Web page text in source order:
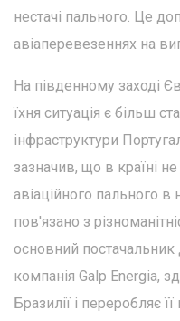
нестачі пального. Це
авіаперевезеннях на
На південному заході
їхня ситуація є більш
інфраструктури
зазначив, що в країні
авіаційного пального в
пов'язано з
основний постачальник
компанія Galp Energia,
Бразилії і переробляє